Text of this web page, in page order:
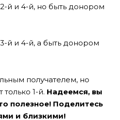
й и 4-й, но быть донором
й и 4-й, а быть донором
получателем, но
1-й. Надеемся, вы
полезное! Поделитесь
и близкими!